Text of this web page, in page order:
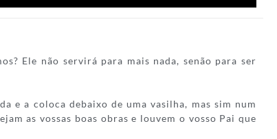
Ele não servirá para mais nada, senão para ser
e a coloca debaixo de uma vasilha, mas sim num
as vossas boas obras e louvem o vosso Pai que